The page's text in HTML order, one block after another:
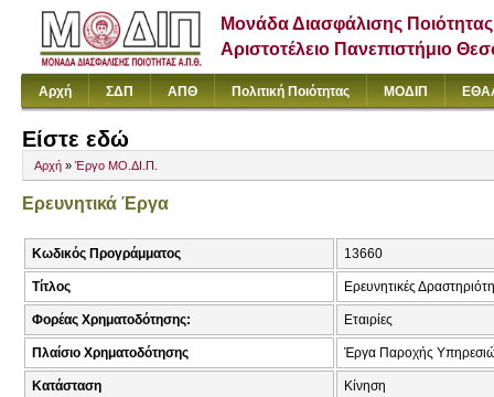
Μονάδα Διασφάλισης Ποιότητας
Αριστοτέλειο Πανεπιστήμιο
Αρχή ΣΔΠ ΑΠΘ Πολιτική Ποιότητας ΜΟΔΙΠ
Είστε εδώ
Αρχή » Έργο ΜΟ.ΔΙ.Π.
Ερευνητικά Έργα
Κωδικός Προγράμματος 13660
Τίτλος Ερευνητικές
Φορέας Χρηματοδότησης: Εταιρίες
Πλαίσιο Χρηματοδότησης Έργα Παροχής
Κατάσταση Κίνηση